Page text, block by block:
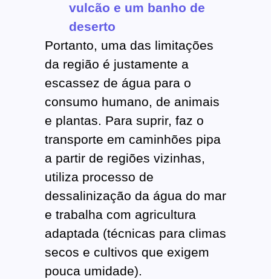
vulcão e um banho de
deserto
Portanto, uma das limitações
da região é justamente a
escassez de água para o
consumo humano, de animais
e plantas. Para suprir, faz o
transporte em caminhões pipa
a partir de regiões vizinhas,
utiliza processo de
dessalinização da água do mar
e trabalha com agricultura
adaptada (técnicas para climas
secos e cultivos que exigem
pouca umidade).